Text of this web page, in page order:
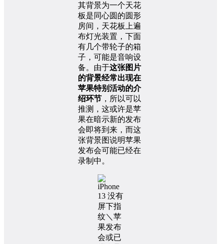
其背景为一个天花
板是同心圆的圆形
房间，天花板上遍
布灯光装置，下面
有几个带轮子的箱
子，可能是音响设
备。由于这张图片
的背景经常出现在
苹果特别活动的介
绍环节 ，所以可以
推测，这或许是苹
果在暗示新的发布
会即将到来，而这
张背景图说明苹果
发布会可能已经在
录制中。